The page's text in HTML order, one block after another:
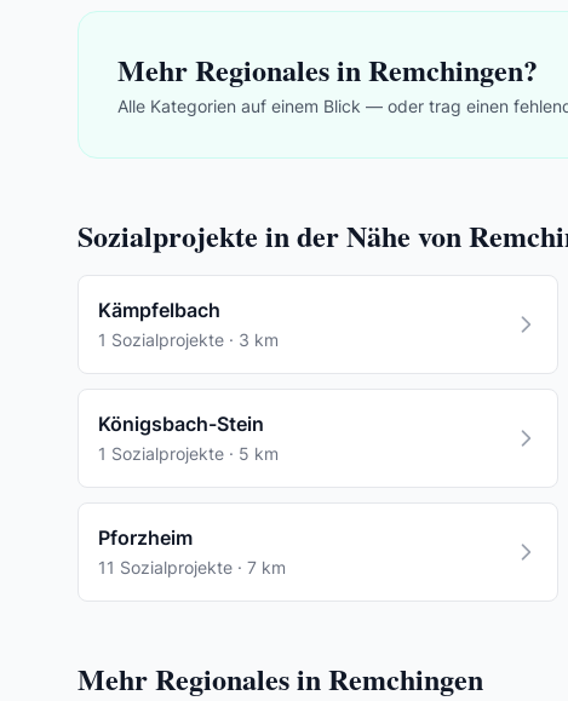
Mehr Regionales in Remchingen?
Alle Kategorien auf einem Blick — oder trag einen
Sozialprojekte in der Nähe von
Kämpfelbach
1 Sozialprojekte · 3 km
Königsbach-Stein
1 Sozialprojekte · 5 km
Pforzheim
11 Sozialprojekte · 7 km
Mehr Regionales in Remchingen